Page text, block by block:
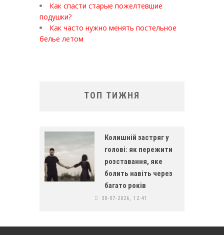
Как спасти старые пожелтевшие
подушки?
Как часто нужно менять постельное
белье летом
ТОП ТИЖНЯ
Колишній застряг у
голові: як пережити
розставання, яке
болить навіть через
багато років
30-07-2026, 12:41